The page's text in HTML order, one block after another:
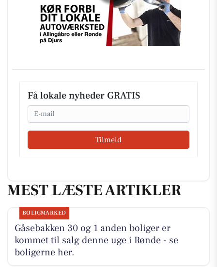
Få lokale nyheder GRATIS
Email
Tilmeld
MEST LÆSTE ARTIKLER
BOLIGMARKED
Gåsebakken 30 og 1 anden boliger er
kommet til salg denne uge i Rønde - se
boligerne her.